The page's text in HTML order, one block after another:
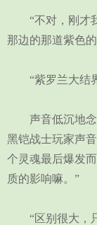
“不对，刚才我
那边的那道紫色
“紫罗兰大结
声音低沉地念
黑铠战士玩家声
个灵魂最后爆发
质的影响嘛。”
“区别很大，只